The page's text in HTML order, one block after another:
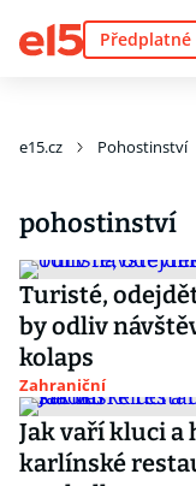
Předplatné
e15.cz Pohostinství
pohostinství
Turisté,
by odliv
kolaps
Zahraniční
Jak vaří kluci
karlínské